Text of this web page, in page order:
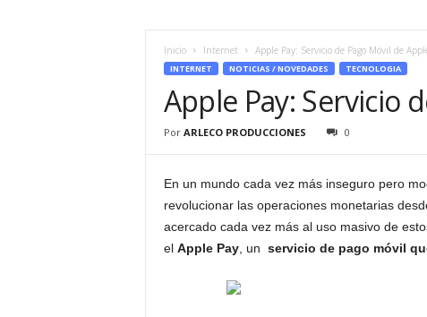
Inicio Internet Apple Pay: Servicio de Pago Móvil de
INTERNET NOTICIAS / NOVEDADES TECNOLOGIA
Apple Pay: Servicio
Por ARLECO PRODUCCIONES 0
En un mundo cada vez más inseguro pero
revolucionar las operaciones monetarias
acercado cada vez más al uso masivo de
el Apple Pay, un servicio de pago móvil